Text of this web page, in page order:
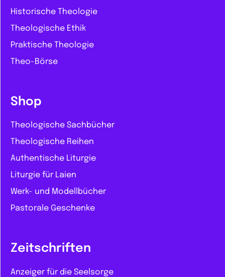
Historische Theologie
Theologische Ethik
Praktische Theologie
Theo-Börse
Shop
Theologische Sachbücher
Theologische Reihen
Authentische Liturgie
Liturgie für Laien
Werk- und Modellbücher
Pastorale Geschenke
Zeitschriften
Anzeiger für die Seelsorge